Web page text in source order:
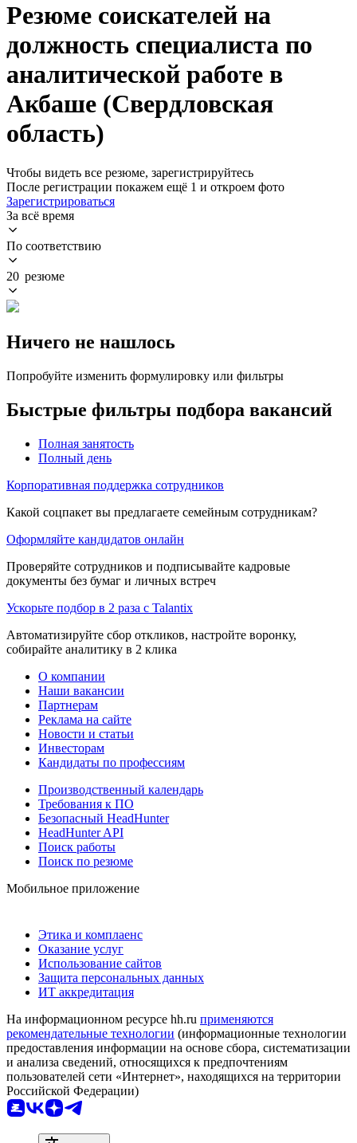
Резюме соискателей на
должность специалиста по
аналитической работе в
Акбаше (Свердловская
область)
Чтобы видеть все резюме, зарегистрируйтесь
После регистрации покажем ещё 1 и откроем фото
Зарегистрироваться
За всё время
По соответствию
20 резюме
Ничего не нашлось
Попробуйте изменить формулировку или фильтры
Быстрые фильтры подбора вакансий
Полная занятость
Полный день
Корпоративная поддержка сотрудников
Какой соцпакет вы предлагаете семейным сотрудникам?
Оформляйте кандидатов онлайн
Проверяйте сотрудников и подписывайте кадровые
документы без бумаг и личных встреч
Ускорьте подбор в 2 раза с Talantix
Автоматизируйте сбор откликов, настройте воронку,
собирайте аналитику в 2 клика
О компании
Наши вакансии
Партнерам
Реклама на сайте
Новости и статьи
Инвесторам
Кандидаты по профессиям
Производственный календарь
Требования к ПО
Безопасный HeadHunter
HeadHunter API
Поиск работы
Поиск по резюме
Мобильное приложение
Этика и комплаенс
Оказание услуг
Использование сайтов
Защита персональных данных
ИТ аккредитация
На информационном ресурсе hh.ru применяются
рекомендательные технологии (информационные технологии
предоставления информации на основе сбора, систематизации
и анализа сведений, относящихся к предпочтениям
пользователей сети «Интернет», находящихся на территории
Российской Федерации)